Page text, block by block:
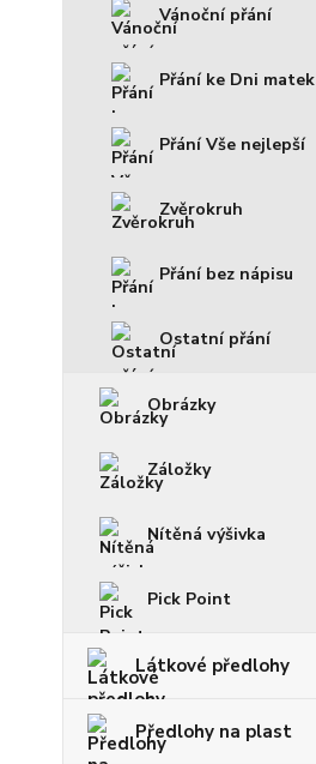
Vánoční přání
Přání ke Dni matek
Přání Vše nejlepší
Zvěrokruh
Přání bez nápisu
Ostatní přání
Obrázky
Záložky
Nítěná výšivka
Pick Point
Látkové předlohy
Předlohy na plast